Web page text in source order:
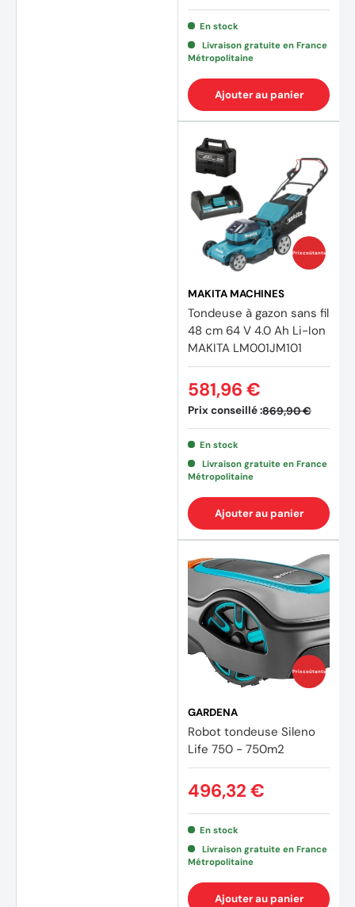
En stock
Livraison gratuite en France
Métropolitaine
Ajouter au panier
Prix coûtants
MAKITA MACHINES
Tondeuse à gazon sans fil
48 cm 64 V 4.0 Ah Li-Ion
MAKITA LM001JM101
Prix conseillé :869,90 €
581,96 €
En stock
Livraison gratuite en France
Métropolitaine
Ajouter au panier
Prix coûtants
GARDENA
Robot tondeuse Sileno
Life 750 - 750m2
496,32 €
En stock
Livraison gratuite en France
Métropolitaine
Ajouter au panier